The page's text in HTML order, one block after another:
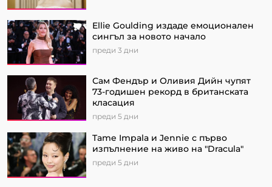
Ellie Goulding издаде емоционален
сингъл за новото начало
преди 3 дни
Сам Фендър и Оливия Дийн чупят
73-годишен рекорд в британската
класация
преди 5 дни
Tame Impala и Jennie с първо
изпълнение на живо на "Dracula"
преди 5 дни